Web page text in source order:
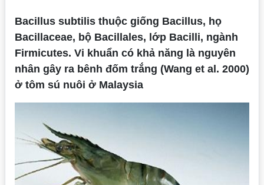
Bacillus subtilis thuộc giống Bacillus, họ
Bacillaceae, bộ Bacillales, lớp Bacilli, ngành
Firmicutes. Vi khuẩn có khả năng là nguyên
nhân gây ra bênh đốm trắng (Wang et al. 2000)
ở tôm sú nuôi ở Malaysia